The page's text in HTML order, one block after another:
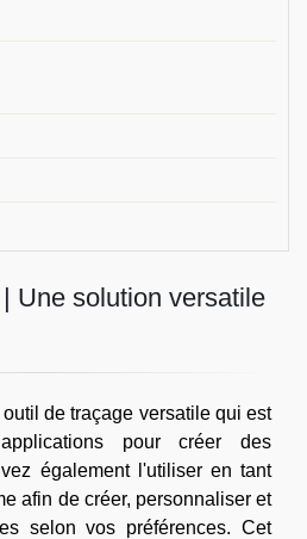
| Une solution versatile
de traçage versatile qui est
pour créer des
également l'utiliser en tant
afin de créer, personnaliser et
selon vos préférences. Cet